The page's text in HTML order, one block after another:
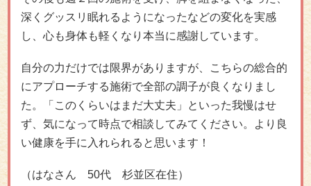
深くグッスリ眠れるようになったなどの変化を実感
し、心も身体も軽くなり本当に感謝しています。
自分の力だけでは限界がありますが、こちらの総合的
にアプローチする施術で全部の調子が良くなりまし
た。「このくらいはまだ大丈夫」といった我慢はせ
ず、気になって時点で相談してみてください。より良
い健康を手に入れられると思います！
（はなさん 50代 杉並区在住）